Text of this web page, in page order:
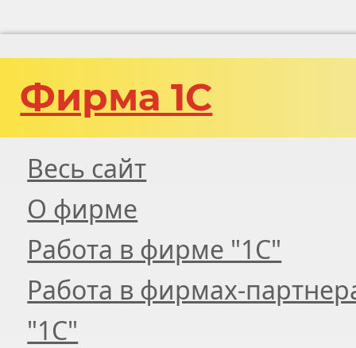
Фирма 1С
Весь сайт
О фирме
Работа в фирме "1С"
Работа в фирмах-
"1С"